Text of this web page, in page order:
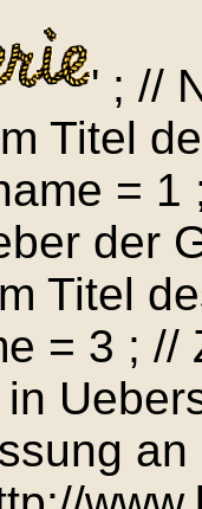
' ; //
Titel
= 1
der
Titel
= 3 ; //